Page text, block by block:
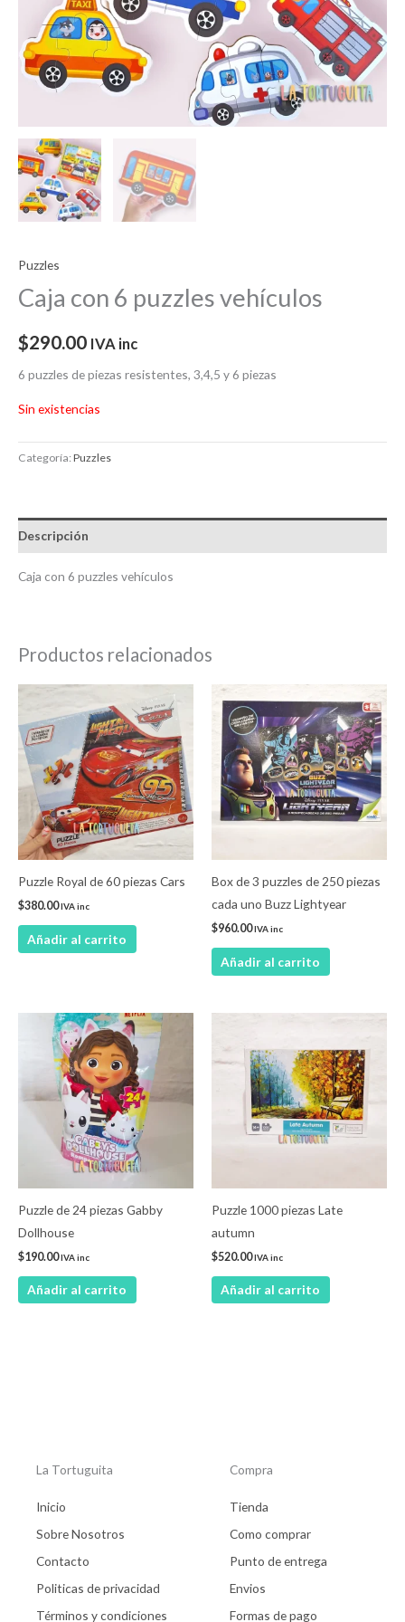
Puzzles
Caja con 6 puzzles vehículos
$290.00 IVA inc
6 puzzles de piezas resistentes, 3,4,5 y 6 piezas
Sin existencias
Categoría:Puzzles
Descripción
Caja con 6 puzzles vehículos
Productos relacionados
Puzzle Royal de 60 piezas Cars
$380.00IVA inc
Añadir al carrito
Box de 3 puzzles de 250 piezas
cada uno Buzz Lightyear
$960.00IVA inc
Añadir al carrito
Puzzle de 24 piezas Gabby
Dollhouse
$190.00IVA inc
Añadir al carrito
Puzzle 1000 piezas Late
autumn
$520.00IVA inc
Añadir al carrito
La Tortuguita
Inicio
Sobre Nosotros
Contacto
Politicas de privacidad
Términos y condiciones
Compra
Tienda
Como comprar
Punto de entrega
Envios
Formas de pago